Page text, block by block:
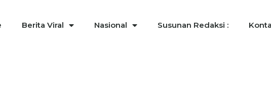
Berita Viral Nasional Susunan Redaksi :